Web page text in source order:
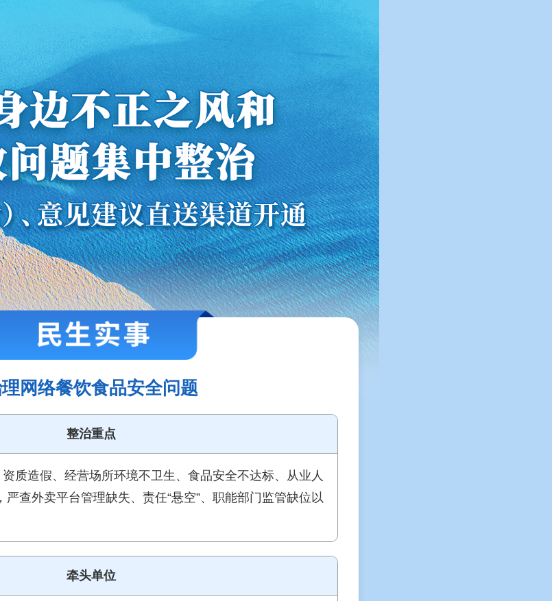
网络餐饮食品安全问题
整治重点
资质造假、经营场所环境不卫生、食品安全不达标、从业人
严查外卖平台管理缺失、责任“悬空”、职能部门监管缺位以
牵头单位